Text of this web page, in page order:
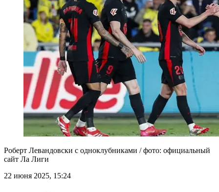
Роберт Левандовски с одноклубниками / фото: официальный
сайт Ла Лиги
22 июня 2025, 15:24